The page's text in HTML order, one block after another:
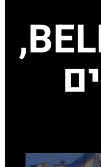
קשר
,